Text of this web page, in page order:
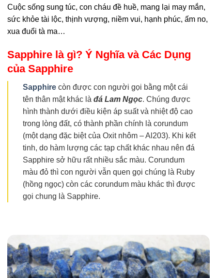
Cuộc sống sung túc, con cháu đề huề, mang lại may mắn,
sức khỏe tài lộc, thịnh vượng, niềm vui, hạnh phúc, ấm no,
xua đuổi tà ma…
Sapphire là gì? Ý Nghĩa và Các Dụng
của Sapphire
Sapphire còn được con người gọi bằng một cái
tên thân mật khác là đá Lam Ngọc. Chúng được
hình thành dưới điều kiện áp suất và nhiệt độ cao
trong lòng đất, có thành phần chính là corundum
(một dạng đặc biệt của Oxit nhôm – Al203). Khi kết
tinh, do hàm lượng các tạp chất khác nhau nên đá
Sapphire sở hữu rất nhiều sắc màu. Corundum
màu đỏ thì con người vẫn quen gọi chúng là Ruby
(hồng ngọc) còn các corundum màu khác thì được
gọi chung là Sapphire.